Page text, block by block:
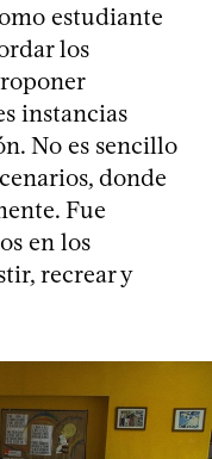
estudiante
los
instancias
No es sencillo
donde
Fue
en los
recrear y